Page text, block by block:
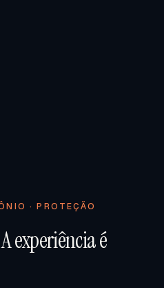
· PROTEÇÃO
experiência é